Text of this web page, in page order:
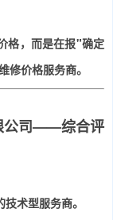
格，而是在报"确定
价格服务商。
公司——综合评
术型服务商。